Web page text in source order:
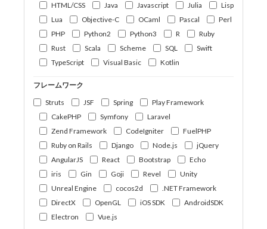
HTML/CSS
Java Javascript Julia
Lisp
Lua
Objective-C OCaml Pascal
Perl
PHP
Python2 Python3 R
Ruby
Rust
Scala Scheme SQL
Swift
TypeScript
Visual Basic Kotlin
フレームワーク
Struts
JSF Spring
Play Framework
CakePHP
Symfony
Laravel
Zend Framework
CodeIgniter
FuelPHP
Ruby on Rails
Django Node.js
jQuery
AngularJS
React Bootstrap
Echo
iris
Gin Goji Revel
Unity
Unreal Engine
cocos2d
.NET Framework
DirectX
OpenGL iOS SDK
AndroidSDK
Electron
Vue.js